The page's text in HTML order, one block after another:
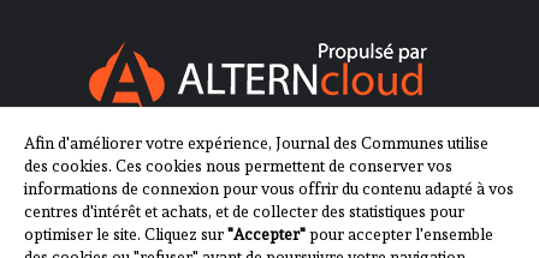
SUIVEZ-NOUS SUR
Afin d'améliorer votre expérience, Journal des Communes utilise
des cookies. Ces cookies nous permettent de conserver vos
informations de connexion pour vous offrir du contenu adapté à vos
centres d'intérêt et achats, et de collecter des statistiques pour
optimiser le site. Cliquez sur"Accepter"pour accepter l'ensemble